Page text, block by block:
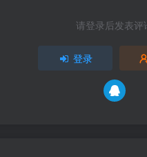
请登录后发表评
登录